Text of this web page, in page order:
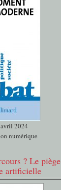
2024
numérique
? Le piège
artificielle